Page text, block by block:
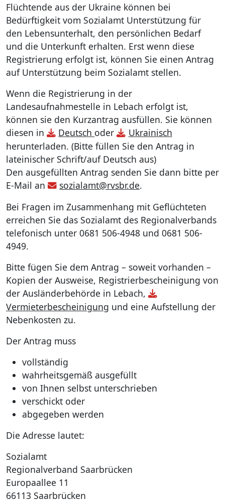
Flüchtende aus der Ukraine können bei
Bedürftigkeit vom Sozialamt Unterstützung für
den Lebensunterhalt, den persönlichen Bedarf
und die Unterkunft erhalten. Erst wenn diese
Registrierung erfolgt ist, können Sie einen Antrag
auf Unterstützung beim Sozialamt stellen.
Wenn die Registrierung in der
Landesaufnahmestelle in Lebach erfolgt ist,
können sie den Kurzantrag ausfüllen. Sie können
diesen in
Deutsch oder
Ukrainisch
herunterladen. (Bitte füllen Sie den Antrag in
lateinischer Schrift/auf Deutsch aus)
Den ausgefüllten Antrag senden Sie dann bitte per
E-Mail an
sozialamt@rvsbr.de.
Bei Fragen im Zusammenhang mit Geflüchteten
erreichen Sie das Sozialamt des Regionalverbands
telefonisch unter 0681 506-4948 und 0681 506-
4949.
Bitte fügen Sie dem Antrag – soweit vorhanden –
Kopien der Ausweise, Registrierbescheinigung von
der Ausländerbehörde in Lebach,
Vermieterbescheinigung und eine Aufstellung der
Nebenkosten zu.
Der Antrag muss
vollständig
wahrheitsgemäß ausgefüllt
von Ihnen selbst unterschrieben
verschickt oder
abgegeben werden
Die Adresse lautet:
Sozialamt
Regionalverband Saarbrücken
Europaallee 11
66113 Saarbrücken